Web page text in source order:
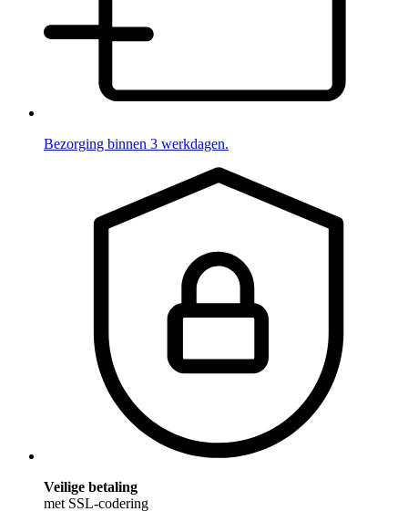
Bezorging binnen 3 werkdagen.
Veilige betaling
met SSL-codering